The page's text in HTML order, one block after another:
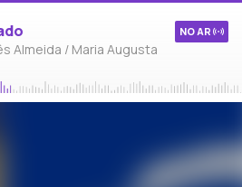
Almeida / Maria Augusta
NO AR